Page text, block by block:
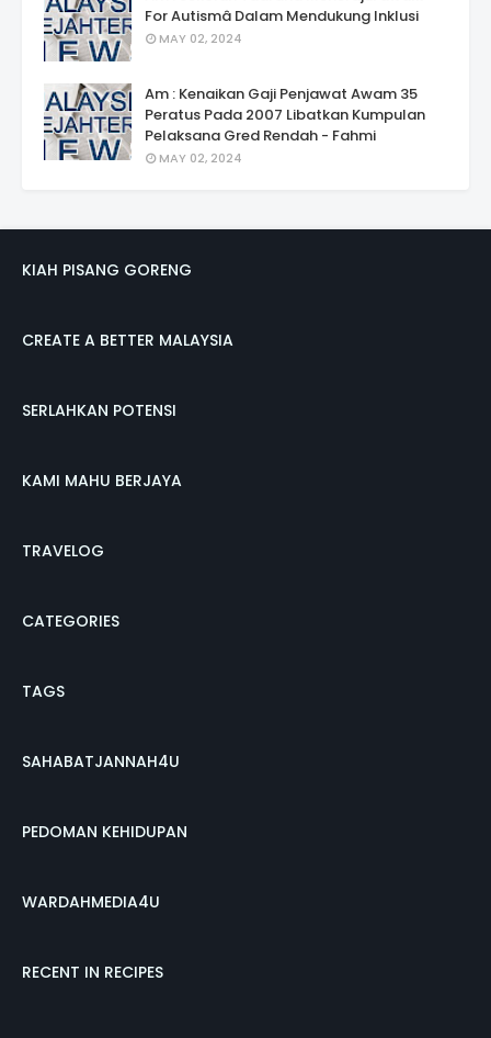
For Autismâ Dalam Mendukung Inklusi
MAY 02, 2024
Am : Kenaikan Gaji Penjawat Awam 35
Peratus Pada 2007 Libatkan Kumpulan
Pelaksana Gred Rendah - Fahmi
MAY 02, 2024
KIAH PISANG GORENG
CREATE A BETTER MALAYSIA
SERLAHKAN POTENSI
KAMI MAHU BERJAYA
TRAVELOG
CATEGORIES
TAGS
SAHABATJANNAH4U
PEDOMAN KEHIDUPAN
WARDAHMEDIA4U
RECENT IN RECIPES